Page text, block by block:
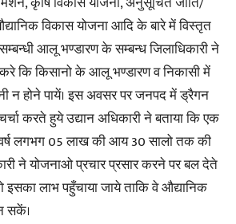
विकास योजना आदि के बारे में विस्तृत
आलू भण्डारण के सम्बन्ध जिलाधिकारी ने
कि किसानो के आलू भण्डारण व निकासी में
न होने पायें। इस अवसर पर जनपद में ड्रैगन
करते हुये उद्यान अधिकारी ने बताया कि एक
लगभग 05 लाख की आय 30 सालो तक की
ने योजनाओ प्रचार प्रसार करने पर बल देते
इसका लाभ पहुँचाया जाये ताकि वे औद्यानिक
सकें।